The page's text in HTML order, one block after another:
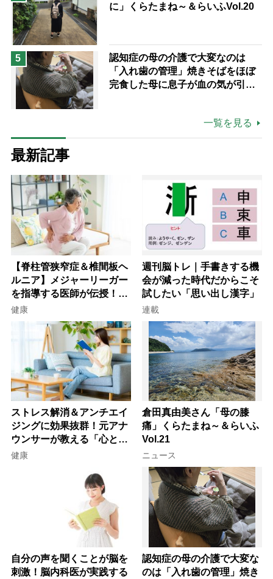
に」くらたまね～＆らいふVol.20
5
認知症の母の介護で大変なのは
「入れ歯の管理」焼きそばをほぼ
完食した母に息子が血の気が引い
一覧を見る
最新記事
【脊柱管狭窄症＆椎間板ヘ
ルニア】メジャーリーガー
を指導する医師が伝授！腰
痛を自力で治す運動療法4
健康
週刊脳トレ｜手書きする機
会が減った時代だからこそ
試したい「思い出し漢字」
連載
ストレス解消＆アンチエイ
ジングに効果抜群！元アナ
ウンサーが教える「心と体
を元気にする音読の習慣」
健康
倉田真由美さん「母の膝
痛」くらたまね～＆らいふ
Vol.21
ニュース
自分の声を聞くことが脳を
刺激！脳内科医が実践する
認知症の母の介護で大変な
のは「入れ歯の管理」焼き